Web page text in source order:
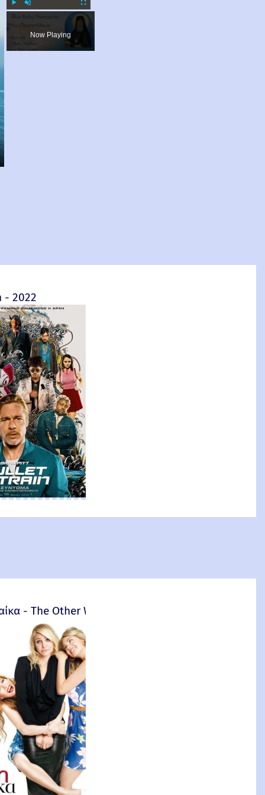
Play Unmute Fullscreen
Now Playing
2019 (Greek subs)
- 2022
- The Other Woman – 2014